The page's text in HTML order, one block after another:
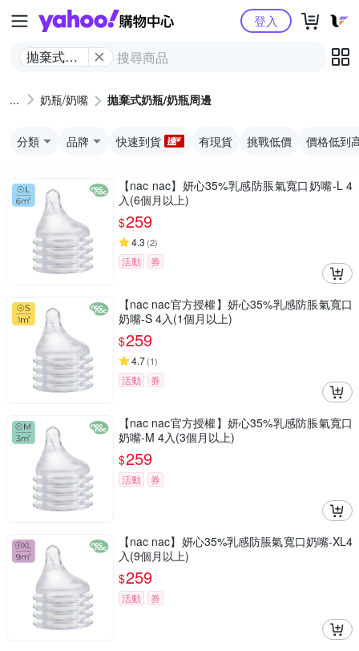
Yahoo購物中心
拋棄式奶
邊
登入
奶瓶/奶嘴 拋棄式奶瓶/奶瓶周邊
分類 品牌 快速到貨 有現貨 挑戰低價 價格低到
【nac nac】妍心35%乳感防脹氣寬口奶嘴-L 4
入(6個月以上)
$259
4.3 (2)
活動 券
【nac nac官方授權】妍心35%乳感防脹氣寬口
奶嘴-S 4入(1個月以上)
$259
4.7(1)
活動 券
【nac nac官方授權】妍心35%乳感防脹氣寬口
奶嘴-M 4入(3個月以上)
$259
活動 券
【nac nac】妍心35%乳感防脹氣寬口奶嘴-XL4
入(9個月以上)
$259
活動 券